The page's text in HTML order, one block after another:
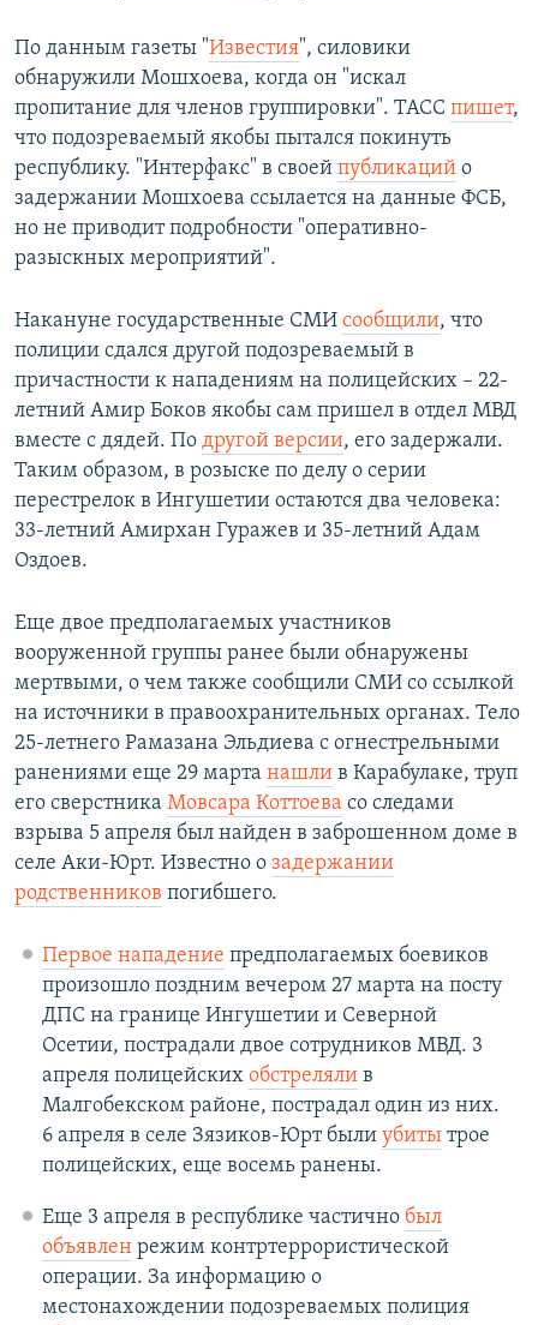
По данным газеты "Известия", силовики
обнаружили Мошхоева, когда он "искал
пропитание для членов группировки". ТАСС пишет,
что подозреваемый якобы пытался покинуть
республику. "Интерфакс" в своей публикаций о
задержании Мошхоева ссылается на данные ФСБ,
но не приводит подробности "оперативно-
разыскных мероприятий".
Накануне государственные СМИ сообщили, что
полиции сдался другой подозреваемый в
причастности к нападениям на полицейских – 22-
летний Амир Боков якобы сам пришел в отдел МВД
вместе с дядей. По другой версии, его задержали.
Таким образом, в розыске по делу о серии
перестрелок в Ингушетии остаются два человека:
33-летний Амирхан Гуражев и 35-летний Адам
Оздоев.
Еще двое предполагаемых участников
вооруженной группы ранее были обнаружены
мертвыми, о чем также сообщили СМИ со ссылкой
на источники в правоохранительных органах. Тело
25-летнего Рамазана Эльдиева с огнестрельными
ранениями еще 29 марта нашли в Карабулаке, труп
его сверстника Мовсара Коттоева со следами
взрыва 5 апреля был найден в заброшенном доме в
селе Аки-Юрт. Известно о задержании
родственников погибшего.
Первое нападение предполагаемых боевиков
произошло поздним вечером 27 марта на посту
ДПС на границе Ингушетии и Северной
Осетии, пострадали двое сотрудников МВД. 3
апреля полицейских обстрелялив
Малгобекском районе, пострадал один из них.
6 апреля в селе Зязиков-Юрт были убитытрое
полицейских, еще восемь ранены.
Еще 3 апреля в республике частично был
объявленрежим контртеррористической
операции. За информацию о
местонахождении подозреваемых полиция